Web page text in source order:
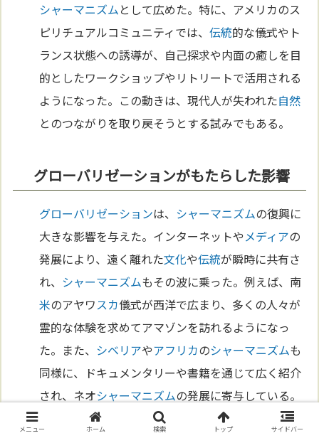
シャーマニズムとして広めた。特に、アメリカのス
ピリチュアルコミュニティでは、伝統的な儀式やト
ランス状態への誘導が、自己探求や内面の癒しを目
的としたワークショップやリトリートで活用される
ようになった。この動きは、現代人が失われた自然
とのつながりを取り戻そうとする試みでもある。
グローバリゼーションがもたらした影響
グローバリゼーションは、 シャーマニズムの復興に
大きな影響を与えた。インターネットやメディアの
発展により、遠く離れた文化や伝統が瞬時に共有さ
れ、 シャーマニズムもその波に乗った。例えば、南
米のアヤワスカ儀式が西洋で広まり、多くの人々が
霊的な体験を求めてアマゾンを訪れるようになっ
た。また、 シベリアやアフリカのシャーマニズムも
同様に、ドキュメンタリーや書籍を通じて広く紹介
され、ネオシャーマニズムの発展に寄与している。
これにより、
シャーマニズム
はもはや特定の地域や
メニュー ホーム 検索 トップ サイドバー